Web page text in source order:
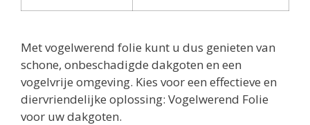
Met vogelwerend folie kunt u dus genieten van
schone, onbeschadigde dakgoten en een
vogelvrije omgeving. Kies voor een effectieve en
diervriendelijke oplossing: Vogelwerend Folie
voor uw dakgoten.